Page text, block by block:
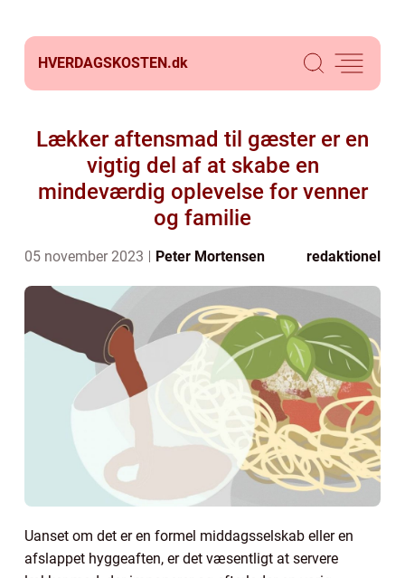
HVERDAGSKOSTEN.dk
Lækker aftensmad til gæster er en
vigtig del af at skabe en
mindeværdig oplevelse for venner
og familie
05 november 2023 Peter Mortensen redaktionel
Uanset om det er en formel middagsselskab eller en
afslappet hyggeaften, er det væsentligt at servere